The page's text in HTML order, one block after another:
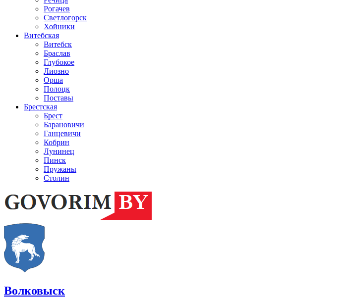
Рогачев
Светлогорск
Хойники
Витебская
Витебск
Браслав
Глубокое
Лиозно
Орша
Полоцк
Поставы
Брестская
Брест
Барановичи
Ганцевичи
Кобрин
Лунинец
Пинск
Пружаны
Столин
Волковыск